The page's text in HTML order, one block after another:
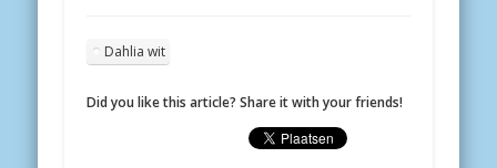
Dahlia wit
Did you like this article? Share it with your friends!